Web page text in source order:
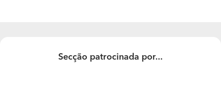
Secção patrocinada por...